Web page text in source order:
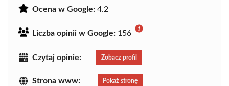
Ocena w Google: 4.2
Liczba opinii w Google: 156
Czytaj opinie: Zobacz profil
Strona www: Pokaż stronę